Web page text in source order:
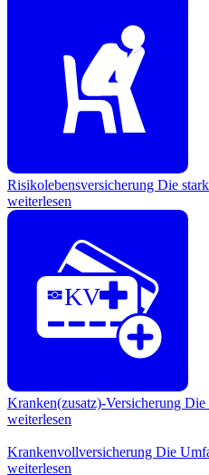
Risikolebensversicherung Die
weiterlesen
KV
Kranken(zusatz)-Versicherung Die
weiterlesen
Krankenvollversicherung Die
weiterlesen